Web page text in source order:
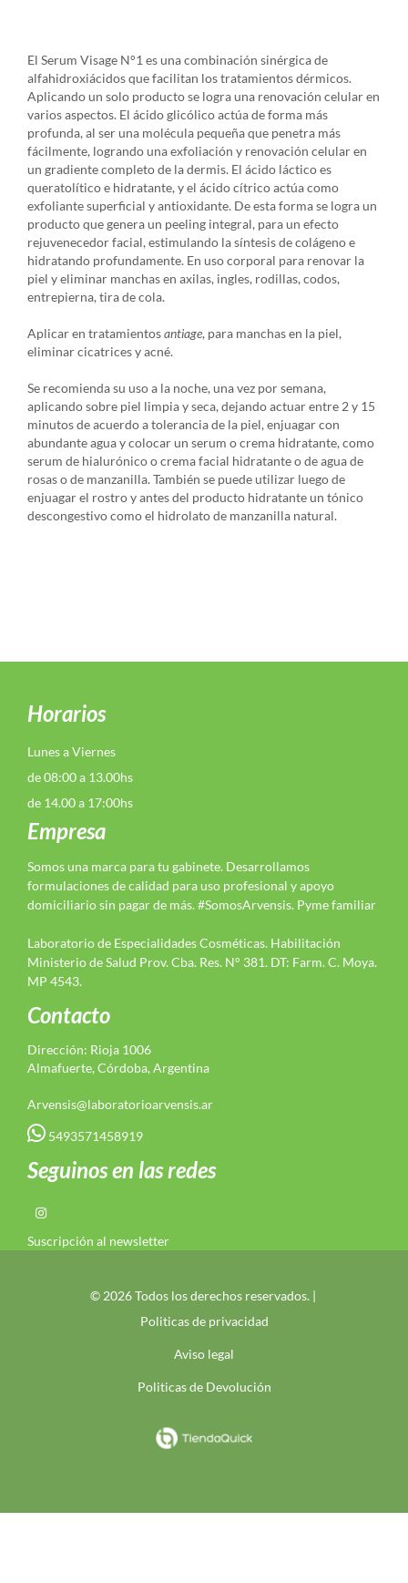
El Serum Visage N°1 es una combinación sinérgica de
alfahidroxiácidos que facilitan los tratamientos dérmicos.
Aplicando un solo producto se logra una renovación celular en
varios aspectos. El ácido glicólico actúa de forma más
profunda, al ser una molécula pequeña que penetra más
fácilmente, logrando una exfoliación y renovación celular en
un gradiente completo de la dermis. El ácido láctico es
queratolítico e hidratante, y el ácido cítrico actúa como
exfoliante superficial y antioxidante. De esta forma se logra un
producto que genera un peeling integral, para un efecto
rejuvenecedor facial, estimulando la síntesis de colágeno e
hidratando profundamente. En uso corporal para renovar la
piel y eliminar manchas en axilas, ingles, rodillas, codos,
entrepierna, tira de cola.
Aplicar en tratamientosantiage, para manchas en la piel,
eliminar cicatrices y acné.
Se recomienda su uso a la noche, una vez por semana,
aplicando sobre piel limpia y seca, dejando actuar entre 2 y 15
minutos de acuerdo a tolerancia de la piel, enjuagar con
abundante agua y colocar un serum o crema hidratante, como
serum de hialurónico o crema facial hidratante o de agua de
rosas o de manzanilla. También se puede utilizar luego de
enjuagar el rostro y antes del producto hidratante un tónico
descongestivo como el hidrolato de manzanilla natural.
Horarios
Lunes a Viernes
de 08:00 a 13.00hs
de 14.00 a 17:00hs
Empresa
Somos una marca para tu gabinete. Desarrollamos
formulaciones de calidad para uso profesional y apoyo
domiciliario sin pagar de más. #SomosArvensis. Pyme familiar
Laboratorio de Especialidades Cosméticas. Habilitación
Ministerio de Salud Prov. Cba. Res. N° 381. DT: Farm. C. Moya.
MP 4543.
Contacto
Dirección: Rioja 1006
Almafuerte, Córdoba, Argentina
Arvensis@laboratorioarvensis.ar
5493571458919
Seguinos en las redes
Suscripción al newsletter
© 2026 Todos los derechos reservados. |
Politicas de privacidad
Aviso legal
Politicas de Devolución